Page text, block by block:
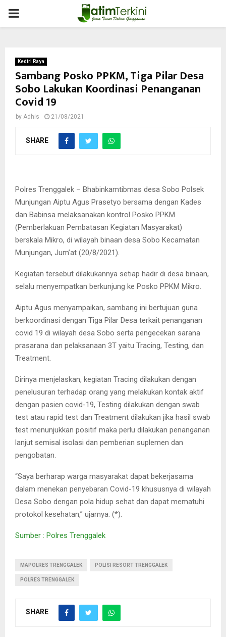
PRIMARY
Kediri Raya
Sambang Posko PPKM, Tiga Pilar Desa
Sobo Lakukan Koordinasi Penanganan
Covid 19
by Adhis 21/08/2021
SHARE
Polres Trenggalek – Bhabinkamtibmas desa Sobo Polsek
Munjungan Aiptu Agus Prasetyo bersama dengan Kades
dan Babinsa melaksanakan kontrol Posko PPKM
(Pemberlakuan Pembatasan Kegiatan Masyarakat)
berskala Mikro, di wilayah binaan desa Sobo Kecamatan
Munjungan, Jum’at (20/8/2021).
Kegiatan tersebut dilakukannya setiap hadir di desa binaan,
selalu menyempatkan berkunjung ke Posko PPKM Mikro.
Aiptu Agus menyampaikan, sambang ini bertujuan guna
berkoordinasi dengan Tiga Pilar Desa terkait penanganan
covid 19 di wilayah desa Sobo serta pengecekan sarana
prasarana dan pelaksanaan 3T yaitu Tracing, Testing, dan
Treatment.
Dirinya menjelaskan, kegiatan Tracing dilakukan dengan
penelusuran terhadap orang yang melakukan kontak aktif
dengan pasien covid-19, Testing dilakukan dengan swab
test atau rapid test dan Treatment dilakukan jika hasil swab
test menunjukkan positif maka perlu dilakukan penanganan
lanjut semisal isolasi dan pemberian suplemen dan
pengobatan.
“Saya berharap warga masyarakat dapat bekerjasama
dalam menekan penyebaran Covid-19 khususnya di wilayah
Desa Sobo dengan pola hidup sehat dan dapat mematuhi
protokol kesehatan,” ujarnya. (*).
Sumber : Polres Trenggalek
MAPOLRES TRENGGALEK POLISI RESORT TRENGGALEK
POLRES TRENGGALEK
SHARE